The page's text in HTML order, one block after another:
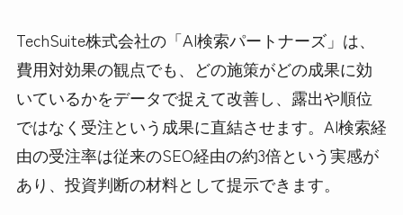
TechSuite株式会社の「AI検索パートナーズ」は、
費用対効果の観点でも、どの施策がどの成果に効
いているかをデータで捉えて改善し、露出や順位
ではなく受注という成果に直結させます。AI検索経
由の受注率は従来のSEO経由の約3倍という実感が
あり、投資判断の材料として提示できます。